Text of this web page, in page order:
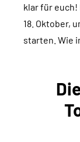
klar für euch!
18. Oktober,
starten. Wie